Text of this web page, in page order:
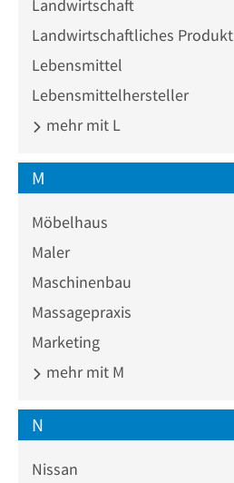
Landwirtschaft
Landwirtschaftliches Produkt
Lebensmittel
Lebensmittelhersteller
mehr mit L
M
Möbelhaus
Maler
Maschinenbau
Massagepraxis
Marketing
mehr mit M
N
Nissan